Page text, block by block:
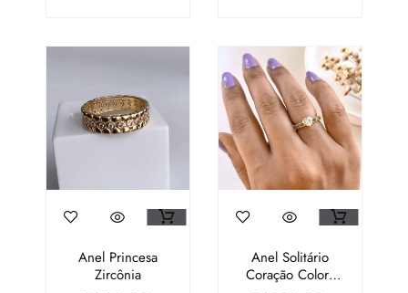
Anel Princesa
Zircônia
Anel Solitário
Coração Colors